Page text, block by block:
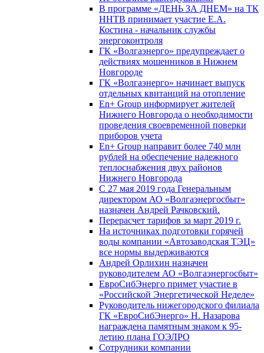
В программе «ДЕНЬ ЗА ДНЕМ» на ТК
ННТВ принимает участие Е.А.
Костина - начальник службы
энергоконтроля
ГК «Волгаэнерго» предупреждает о
действиях мошенников в Нижнем
Новгороде
ГК «Волгаэнерго» начинает выпуск
отдельных квитанций на отопление
En+ Group информирует жителей
Нижнего Новгорода о необходимости
проведения своевременной поверки
приборов учета
En+ Group направит более 740 млн
рублей на обеспечение надежного
теплоснабжения двух районов
Нижнего Новгорода
С 27 мая 2019 года Генеральным
директором АО «Волгаэнергосбыт»
назначен Андрей Рачковский.
Перерасчет тарифов за март 2019 г.
На источниках подготовки горячей
воды компании «Автозаводская ТЭЦ»
все нормы выдерживаются
Андрей Орлихин назначен
руководителем АО «Волгаэнергосбыт»
ЕвроСибЭнерго примет участие в
«Российской Энергетической Неделе»
Руководитель нижегородского филиала
ГК «ЕвроСибЭнерго» Н. Назарова
награждена памятным знаком к 95-
летию плана ГОЭЛРО
Сотрудники компании